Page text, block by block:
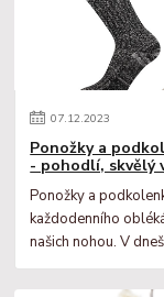
07.12.2023
Ponožky a
- pohodlí, skvělý
Ponožky a
každodenního
našich nohou. V